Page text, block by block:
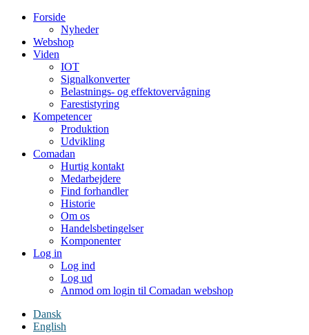
Forside
Nyheder
Webshop
Viden
IOT
Signalkonverter
Belastnings- og effektovervågning
Farestistyring
Kompetencer
Produktion
Udvikling
Comadan
Hurtig kontakt
Medarbejdere
Find forhandler
Historie
Om os
Handelsbetingelser
Komponenter
Log in
Log ind
Log ud
Anmod om login til Comadan webshop
Dansk
English